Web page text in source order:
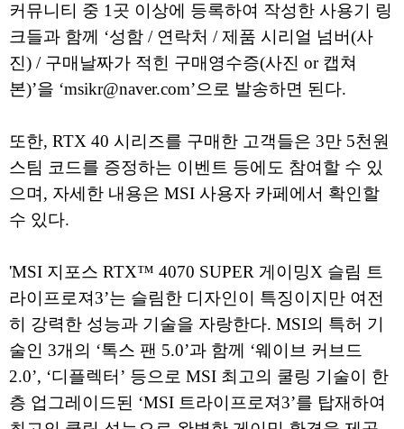
커뮤니티 중 1곳 이상에 등록하여 작성한 사용기 링
크들과 함께 ‘성함 / 연락처 / 제품 시리얼 넘버(사
진) / 구매날짜가 적힌 구매영수증(사진 or 캡쳐
본)’을 ‘msikr@naver.com’으로 발송하면 된다.
또한, RTX 40 시리즈를 구매한 고객들은 3만 5천원
스팀 코드를 증정하는 이벤트 등에도 참여할 수 있
으며, 자세한 내용은 MSI 사용자 카페에서 확인할
수 있다.
'MSI 지포스 RTX™ 4070 SUPER 게이밍X 슬림 트
라이프로져3’는 슬림한 디자인이 특징이지만 여전
히 강력한 성능과 기술을 자랑한다. MSI의 특허 기
술인 3개의 ‘톡스 팬 5.0’과 함께 ‘웨이브 커브드
2.0’, ‘디플렉터’ 등으로 MSI 최고의 쿨링 기술이 한
층 업그레이드된 ‘MSI 트라이프로져3’를 탑재하여